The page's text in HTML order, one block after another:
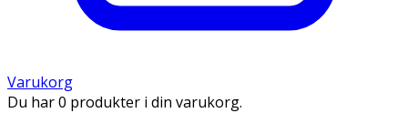
Varukorg
Du har 0 produkter i din varukorg.